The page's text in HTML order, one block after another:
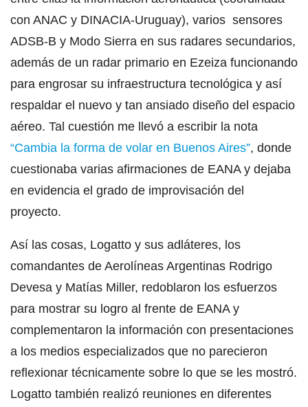
con ANAC y DINACIA-Uruguay), varios sensores
ADSB-B y Modo Sierra en sus radares secundarios,
además de un radar primario en Ezeiza funcionando
para engrosar su infraestructura tecnológica y así
respaldar el nuevo y tan ansiado diseño del espacio
aéreo. Tal cuestión me llevó a escribir la nota
“Cambia la forma de volar en Buenos Aires”, donde
cuestionaba varias afirmaciones de EANA y dejaba
en evidencia el grado de improvisación del
proyecto.
Así las cosas, Logatto y sus adláteres, los
comandantes de Aerolíneas Argentinas Rodrigo
Devesa y Matías Miller, redoblaron los esfuerzos
para mostrar su logro al frente de EANA y
complementaron la información con presentaciones
a los medios especializados que no parecieron
reflexionar técnicamente sobre lo que se les mostró.
Logatto también realizó reuniones en diferentes